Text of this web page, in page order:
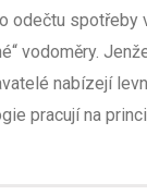
odečtu spotřeby
vodoměry.
nabízejí
pracují na